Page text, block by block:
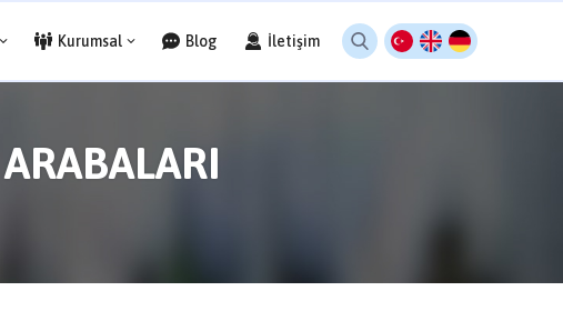
Kurumsal Blog İletişim